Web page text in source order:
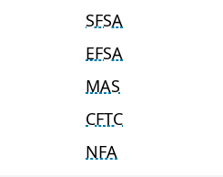
SFSA
EFSA
MAS
CFTC
NFA